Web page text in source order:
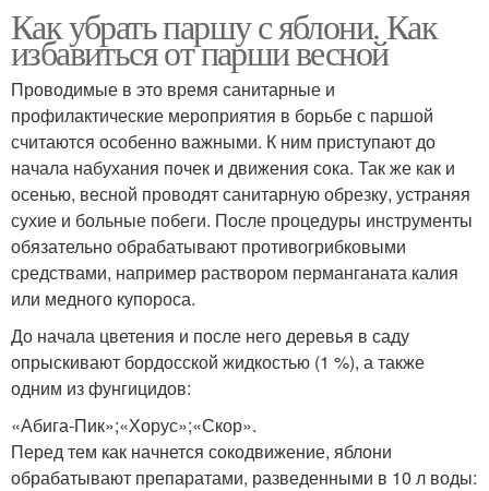
Как убрать паршу с яблони. Как
избавиться от парши весной
Проводимые в это время санитарные и
профилактические мероприятия в борьбе с паршой
считаются особенно важными. К ним приступают до
начала набухания почек и движения сока. Так же как и
осенью, весной проводят санитарную обрезку, устраняя
сухие и больные побеги. После процедуры инструменты
обязательно обрабатывают противогрибковыми
средствами, например раствором перманганата калия
или медного купороса.
До начала цветения и после него деревья в саду
опрыскивают бордосской жидкостью (1 %), а также
одним из фунгицидов:
«Абига-Пик»;«Хорус»;«Скор».
Перед тем как начнется сокодвижение, яблони
обрабатывают препаратами, разведенными в 10 л воды: